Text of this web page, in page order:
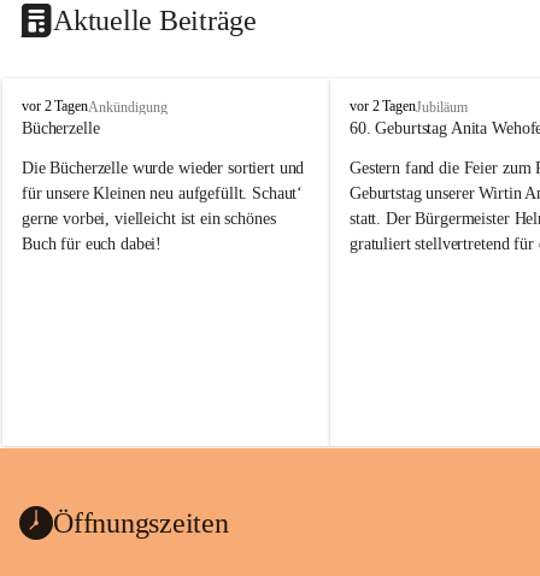
Aktuelle Beiträge
T
o
a
j
vor 2 TagenAnkündigung
Bücherzelle
Die Bücherzelle wurde wieder sortiert und
für unsere Kleinen neu aufgefüllt. Schaut‘
gerne vorbei, vielleicht ist ein schönes
Buch für euch dabei!
Wanduhr (!) benutzt und musste
Das Gemeindeamt freut sich sehr über die
Spende >lesenswerter< Bücher und
T
o
a
j
vor 2 TagenJubiläum
60. Geburtstag Anita
Gestern fand die Feier zum
Geburtstag unserer Wirtin
statt. Der Bürgermeister
gratuliert stellvertretend für
Gesundheit, Gelassenheit
Öffnungszeiten